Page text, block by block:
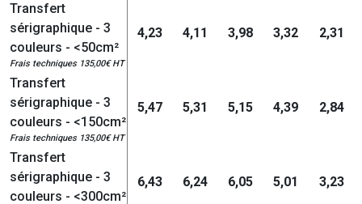
Transfert
sérigraphique - 3
couleurs - <50cm²
Frais techniques 135,00€ HT
4,23 4,11 3,98 3,32 2,31
Transfert
sérigraphique - 3
couleurs - <150cm²
Frais techniques 135,00€ HT
5,47 5,31 5,15 4,39 2,84
Transfert
sérigraphique - 3
couleurs - <300cm²
6,43 6,24 6,05 5,01 3,23